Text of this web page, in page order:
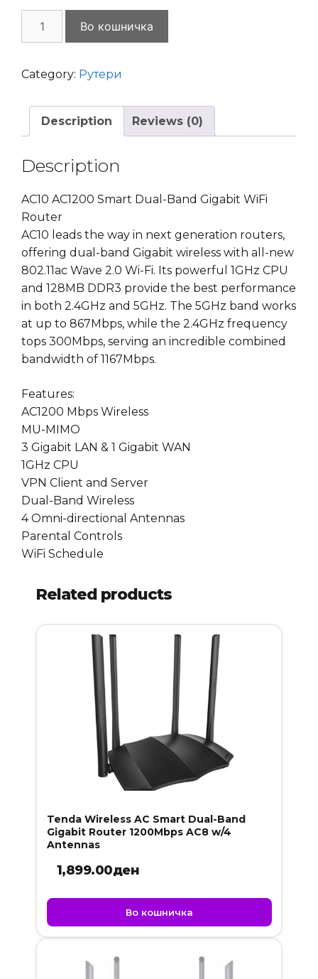
Smart
Band
Gigabit
1200Mbps
quantity
Во кошничка
Category: Рутери
Description Reviews (0)
Description
AC10 AC1200 Smart Dual-Band Gigabit WiFi
Router
AC10 leads the way in next generation routers,
offering dual-band Gigabit wireless with all-new
802.11ac Wave 2.0 Wi-Fi. Its powerful 1GHz CPU
and 128MB DDR3 provide the best performance
in both 2.4GHz and 5GHz. The 5GHz band works
at up to 867Mbps, while the 2.4GHz frequency
tops 300Mbps, serving an incredible combined
bandwidth of 1167Mbps.
Features:
AC1200 Mbps Wireless
MU-MIMO
3 Gigabit LAN & 1 Gigabit WAN
1GHz CPU
VPN Client and Server
Dual-Band Wireless
4 Omni-directional Antennas
Parental Controls
WiFi Schedule
Related products
Tenda Wireless AC Smart Dual-Band
Gigabit Router 1200Mbps AC8 w/4
Antennas
1,899.00ден
Во кошничка